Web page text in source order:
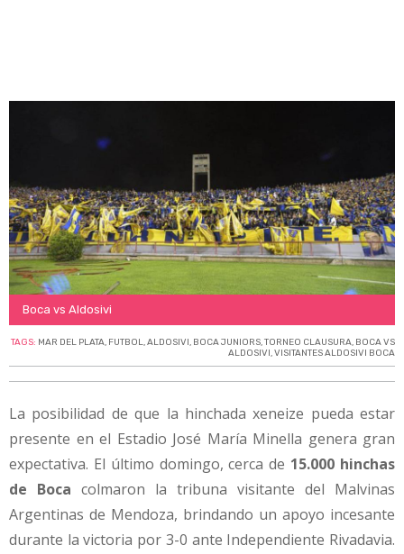
Boca vs Aldosivi
TAGS: MAR DEL PLATA, FUTBOL,ALDOSIVI , BOCA JUNIORS,TORNEO CLAUSURA, BOCA VS
ALDOSIVI ,VISITANTES ALDOSIVI BOCA
La posibilidad de que la hinchada xeneize pueda estar
presente en el Estadio José María Minella genera gran
expectativa. El último domingo, cerca de 15.000 hinchas
de Boca colmaron la tribuna visitante del Malvinas
Argentinas de Mendoza, brindando un apoyo incesante
durante la victoria por 3-0 ante Independiente Rivadavia.